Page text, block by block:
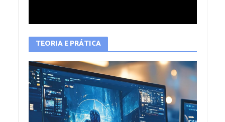
TEORIA E PRÁTICA